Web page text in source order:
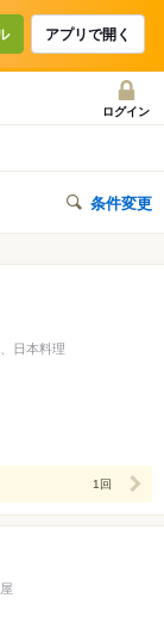
アプリで開く
ログイン
条件変更
日本料理
1回